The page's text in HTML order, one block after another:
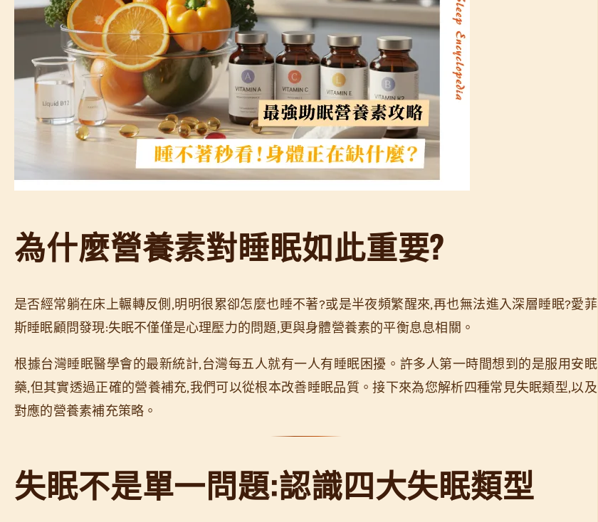
為什麼營養素對睡眠如此重要?
是否經常躺在床上輾轉反側,明明很累卻怎麼也睡不著?或是半夜頻繁醒來,再也無法進入深層睡眠?愛菲
斯睡眠顧問發現:失眠不僅僅是心理壓力的問題,更與身體營養素的平衡息息相關。
根據台灣睡眠醫學會的最新統計,台灣每五人就有一人有睡眠困擾。許多人第一時間想到的是服用安眠
藥,但其實透過正確的營養補充,我們可以從根本改善睡眠品質。接下來為您解析四種常見失眠類型,以及
對應的營養素補充策略。
失眠不是單一問題:認識四大失眠類型